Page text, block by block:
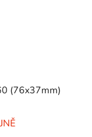
(76x37mm)